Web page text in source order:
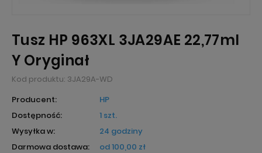
Tusz HP 963XL 3JA29AE 22,77ml
Y Oryginał
Kod produktu: 3JA29A-WD
Producent:
HP
Dostępność:
1 szt.
Wysyłka w:
24 godziny
Darmowa dostawa:
od 100,00 zł